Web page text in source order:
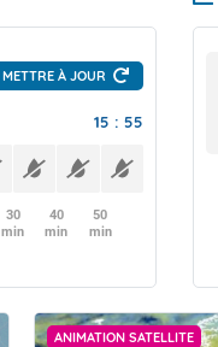
METTRE À JOUR
15 : 55
30
min
40
min
50
min
ANIMATION SATELLITE